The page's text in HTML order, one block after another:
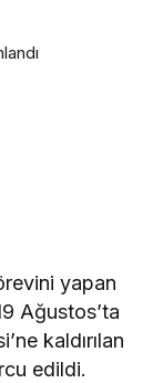
yapan
Ağustos’ta
kaldırılan
edildi.